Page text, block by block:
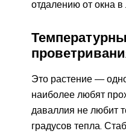
отдалению от окна в
Это растение —
наиболее любят
даваллия не любит
градусов тепла.